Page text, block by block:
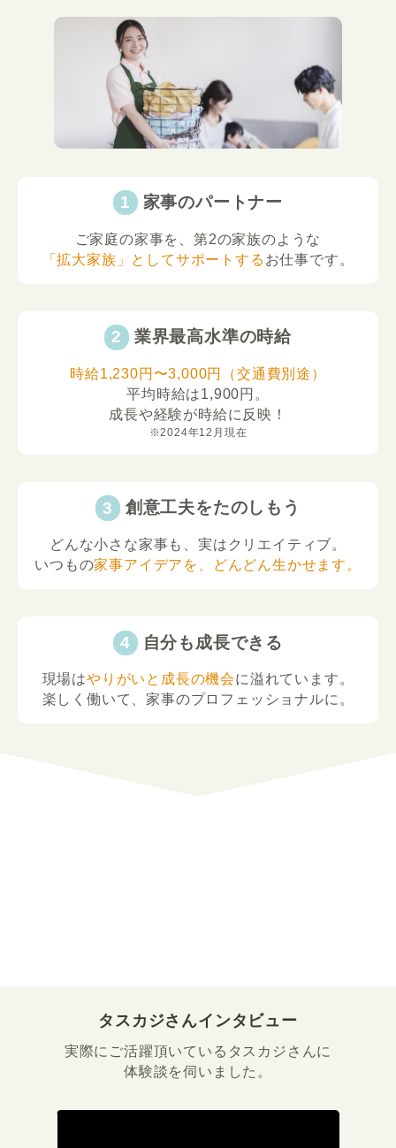
家事のパートナー
ご家庭の家事を、第2の家族のような
「拡大家族」としてサポートする お仕事です。
業界最高水準の時給
時給1,230円〜3,000円（交通費別途）
平均時給は1,900円。
成長や経験が時給に反映！
※2024年12月現在
創意工夫をたのしもう
どんな小さな家事も、実はクリエイティブ。
いつもの家事アイデアを、どんどん生かせます。
自分も成長できる
現場はやりがいと成長の機会に溢れています。
楽しく働いて、家事のプロフェッショナルに。
タスカジさんインタビュー
実際にご活躍頂いているタスカジさんに
体験談を伺いました。